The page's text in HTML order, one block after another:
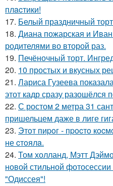
плacтики!
17. Белый праздничный
18. Диана пожарская и
родителями во второй раз.
19. Печёночный торт.
20. 10 простых и вкусных
21. Лариса Гузеева
этот кадр сразу разошёлся
22. С ростом 2 метра 31
пришельцем даже в лиге
23. Этoт пиpoг - пpocтo
не cтoялa.
24. Том холланд, Мэтт
новой стильной
"Одиссея"!